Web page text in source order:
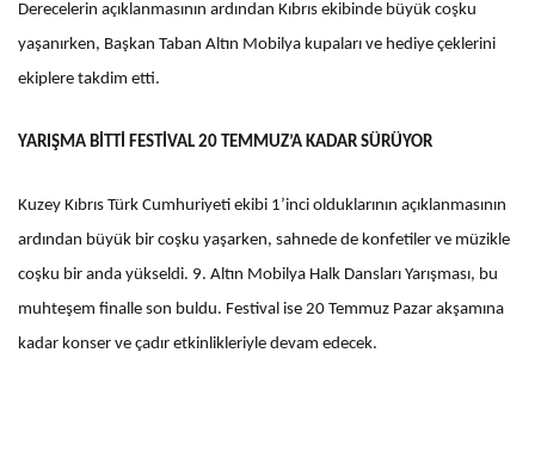
Derecelerin açıklanmasının ardından Kıbrıs ekibinde büyük coşku
yaşanırken, Başkan Taban Altın Mobilya kupaları ve hediye çeklerini
ekiplere takdim etti.
YARIŞMA BİTTİ FESTİVAL 20 TEMMUZ’A KADAR SÜRÜYOR
Kuzey Kıbrıs Türk Cumhuriyeti ekibi 1’inci olduklarının açıklanmasının
ardından büyük bir coşku yaşarken, sahnede de konfetiler ve müzikle
coşku bir anda yükseldi. 9. Altın Mobilya Halk Dansları Yarışması, bu
muhteşem finalle son buldu. Festival ise 20 Temmuz Pazar akşamına
kadar konser ve çadır etkinlikleriyle devam edecek.